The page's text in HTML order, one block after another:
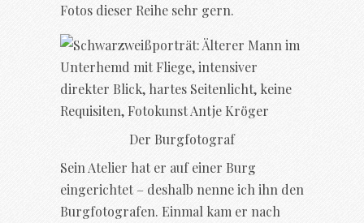
Fotos dieser Reihe sehr gern.
Der Burgfotograf
Sein Atelier hat er auf einer Burg
eingerichtet – deshalb nenne ich ihn den
Burgfotografen. Einmal kam er nach